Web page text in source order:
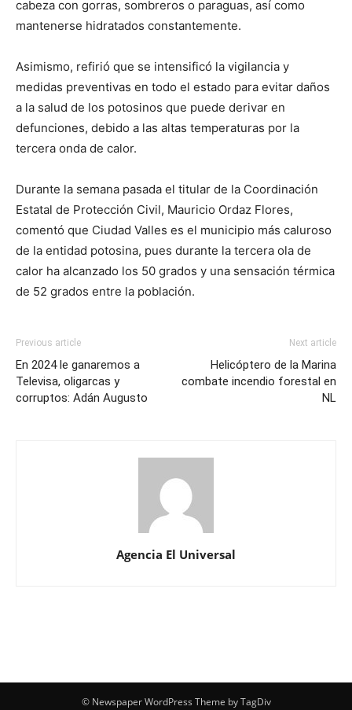
cabeza con gorras, sombreros o paraguas, así como
mantenerse hidratados constantemente.
Asimismo, refirió que se intensificó la vigilancia y
medidas preventivas en todo el estado para evitar daños
a la salud de los potosinos que puede derivar en
defunciones, debido a las altas temperaturas por la
tercera onda de calor.
Durante la semana pasada el titular de la Coordinación
Estatal de Protección Civil, Mauricio Ordaz Flores,
comentó que Ciudad Valles es el municipio más caluroso
de la entidad potosina, pues durante la tercera ola de
calor ha alcanzado los 50 grados y una sensación térmica
de 52 grados entre la población.
Previous article
En 2024 le ganaremos a
Televisa, oligarcas y
corruptos: Adán Augusto
Next article
Helicóptero de la Marina
combate incendio forestal en
NL
Agencia El Universal
© Newspaper WordPress Theme by TagDiv